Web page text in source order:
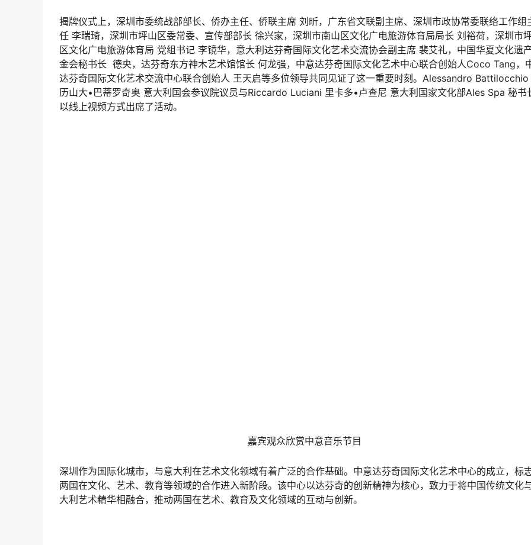
揭牌仪式上，深圳市委统战部部长、侨办主任、侨联主席 刘昕，广东省文联副主席、深圳市政协常委联络工作组
任 李瑞琦，深圳市坪山区委常委、宣传部部长 徐兴家，深圳市南山区文化广电旅游体育局局长 刘裕荷，深圳市
区文化广电旅游体育局 党组书记 李镜华，意大利达芬奇国际文化艺术交流协会副主席 裴艾礼，中国华夏文化遗
金会秘书长 德央，达芬奇东方神木艺术馆馆长 何龙强，中意达芬奇国际文化艺术中心联合创始人Coco Tang，
达芬奇国际文化艺术交流中心联合创始人 王天启等多位领导共同见证了这一重要时刻。Alessandro Battilocchio
历山大•巴蒂罗奇奥 意大利国会参议院议员与Riccardo Luciani 里卡多•卢查尼 意大利国家文化部Ales Spa 秘书
以线上视频方式出席了活动。
嘉宾观众欣赏中意音乐节目
深圳作为国际化城市，与意大利在艺术文化领域有着广泛的合作基础。中意达芬奇国际文化艺术中心的成立，标
两国在文化、艺术、教育等领域的合作进入新阶段。该中心以达芬奇的创新精神为核心，致力于将中国传统文化
大利艺术精华相融合，推动两国在艺术、教育及文化领域的互动与创新。